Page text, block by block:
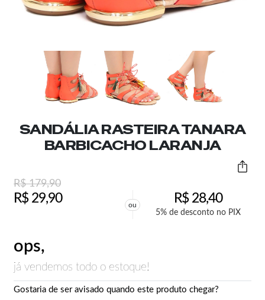
SANDÁLIA RASTEIRA TANARA
BARBICACHO LARANJA
R$179,90
R$29,90 ou R$28,40
5% de desconto no PIX
ops,
já vendemos todo o estoque!
Gostaria de ser avisado quando este produto chegar?